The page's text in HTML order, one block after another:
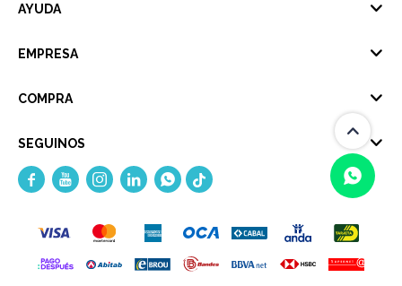
(0/4)
AYUDA
EMPRESA
COMPRA
SEGUINOS
    